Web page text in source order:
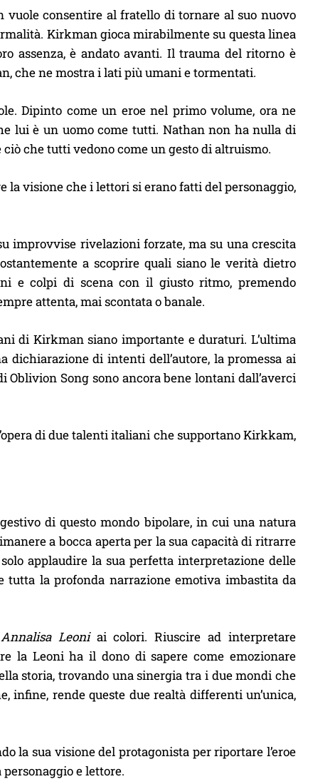
consentire al fratello di tornare al suo nuovo
Kirkman gioca mirabilmente su questa linea
assenza, è andato avanti. Il trauma del ritorno è
che ne mostra i lati più umani e tormentati.
Dipinto come un eroe nel primo volume, ora ne
lui è un uomo come tutti. Nathan non ha nulla di
che tutti vedono come un gesto di altruismo.
la visione che i lettori si erano fatti del personaggio,
improvvise rivelazioni forzate, ma su una crescita
a scoprire quali siano le verità dietro
e colpi di scena con il giusto ritmo, premendo
attenta, mai scontata o banale.
di Kirkman siano importante e duraturi. L’ultima
dichiarazione di intenti dell’autore, la promessa ai
Song sono ancora bene lontani dall’averci
di due talenti italiani che supportano Kirkkam,
di questo mondo bipolare, in cui una natura
a bocca aperta per la sua capacità di ritrarre
applaudire la sua perfetta interpretazione delle
tutta la profonda narrazione emotiva imbastita da
Annalisa Leoniai colori. Riuscire ad interpretare
la Leoni ha il dono di sapere come emozionare
storia, trovando una sinergia tra i due mondi che
rende queste due realtà differenti un’unica,
la sua visione del protagonista per riportare l’eroe
e lettore.